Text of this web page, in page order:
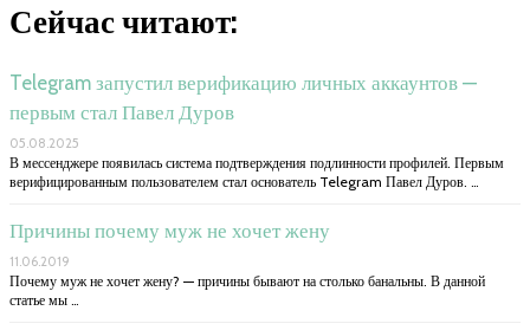
Сейчас читают:
Telegram запустил верификацию личных аккаунтов —
первым стал Павел Дуров
05.08.2025
В мессенджере появилась система подтверждения подлинности профилей. Первым
верифицированным пользователем стал основатель Telegram Павел Дуров. …
Причины почему муж не хочет жену
11.06.2019
Почему муж не хочет жену? — причины бывают на столько банальны. В данной
статье мы …